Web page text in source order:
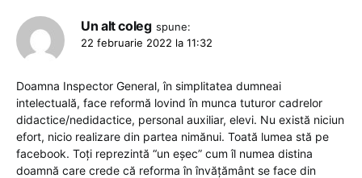
Un alt coleg spune:
22 februarie 2022 la 11:32
Doamna Inspector General, în simplitatea dumneai
intelectuală, face reformă lovind în munca tuturor cadrelor
didactice/nedidactice, personal auxiliar, elevi. Nu există niciun
efort, nicio realizare din partea nimănui. Toată lumea stă pe
facebook. Toți reprezintă “un eșec” cum îl numea distina
doamnă care crede că reforma în învățământ se face din